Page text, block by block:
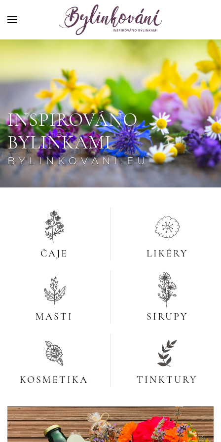
INSPIROVÁNO
BYLINKAMI
BYLINKOVANI.EU
ČAJE LIKÉRY
MASTI SIRUPY
KOSMETIKA TINKTURY